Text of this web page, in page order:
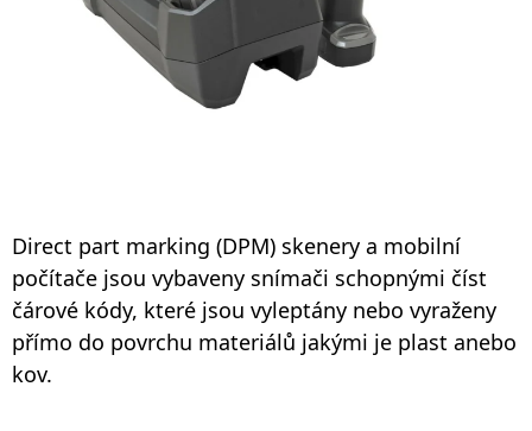
Direct part marking (DPM) skenery a mobilní
počítače jsou vybaveny snímači schopnými číst
čárové kódy, které jsou vyleptány nebo vyraženy
přímo do povrchu materiálů jakými je plast anebo
kov.